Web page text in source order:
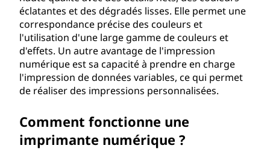
éclatantes et des dégradés lisses. Elle permet une
correspondance précise des couleurs et
l'utilisation d'une large gamme de couleurs et
d'effets. Un autre avantage de l'impression
numérique est sa capacité à prendre en charge
l'impression de données variables, ce qui permet
de réaliser des impressions personnalisées.
Comment fonctionne une
imprimante numérique ?